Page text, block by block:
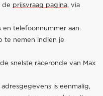
de prijsvraag pagina, via
en telefoonnummer aan.
te nemen indien je
snelste raceronde van Max
is eenmalig,